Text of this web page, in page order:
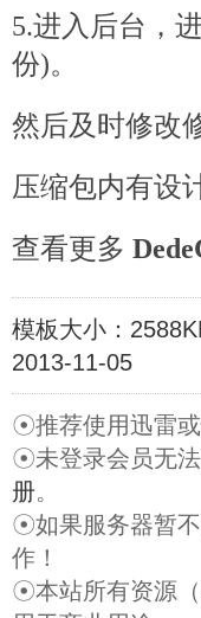
5.进入后台，
份)。
然后及时修改
压缩包内有设
查看更多
模板大小：
2013-11-05
☉推荐使用迅雷
☉未登录会员无
册。
☉如果服务器暂
作！
☉本站所有资源